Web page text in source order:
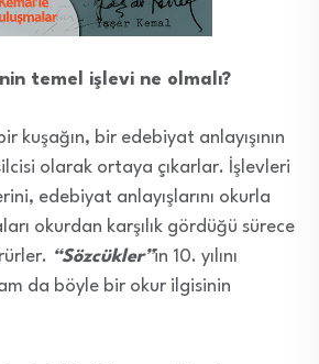
temel işlevi ne olmalı?
kuşağın, bir edebiyat anlayışının
olarak ortaya çıkarlar. İşlevleri
edebiyat anlayışlarını okurla
okurdan karşılık gördüğü sürece
“Sözcükler”in 10. yılını
da böyle bir okur ilgisinin